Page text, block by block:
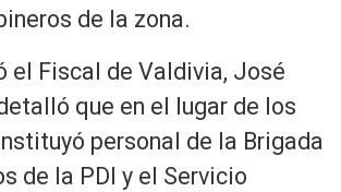
de la zona.
el Fiscal de Valdivia, José
que en el lugar de los
personal de la Brigada
de la PDI y el Servicio